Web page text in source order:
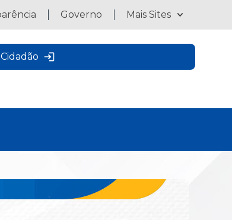
Governo Mais Sites